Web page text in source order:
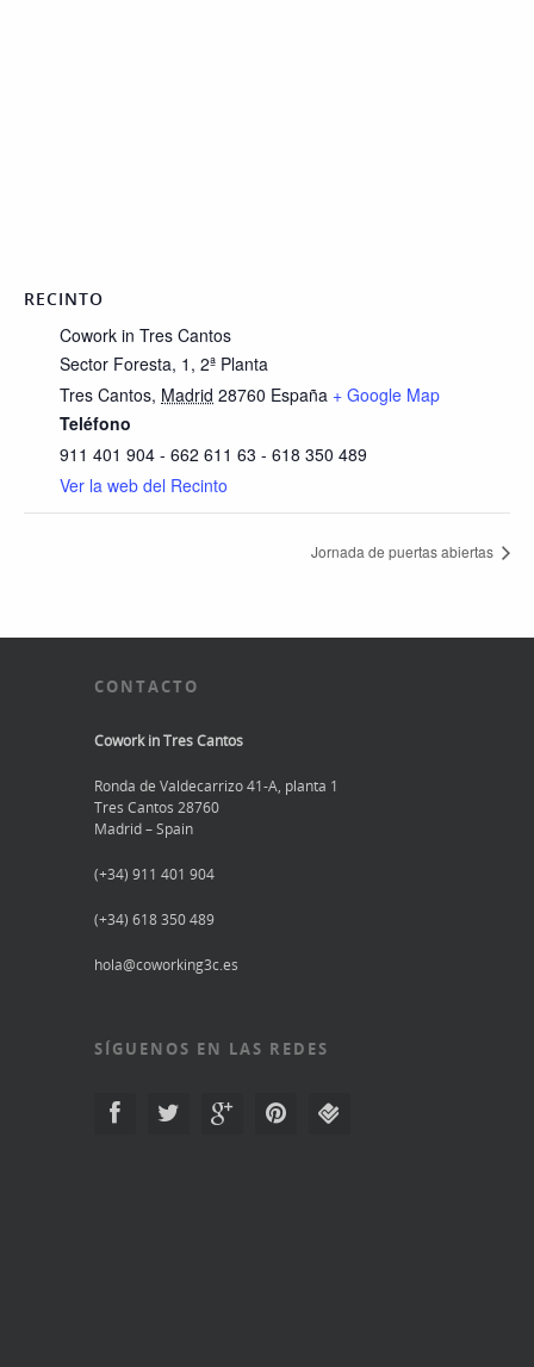
RECINTO
Cowork in Tres Cantos
Sector Foresta, 1, 2ª Planta
Tres Cantos, Madrid 28760 España + Google Map
Teléfono
911 401 904 - 662 611 63 - 618 350 489
Ver la web del Recinto
Jornada de puertas abiertas
CONTACTO
Cowork in Tres Cantos
Ronda de Valdecarrizo 41-A, planta 1
Tres Cantos 28760
Madrid – Spain
(+34) 911 401 904
(+34) 618 350 489
hola@coworking3c.es
SÍGUENOS EN LAS REDES